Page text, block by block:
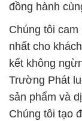
đồng hành
Chúng tôi
nhất cho
kết không
Trường Phát
sản phẩm và
Chúng tôi tạo